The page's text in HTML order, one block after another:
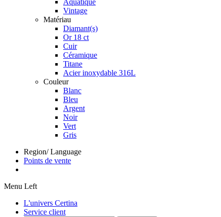
Vintage
Matériau
Diamant(s)
Or 18 ct
Cuir
Céramique
Titane
Acier inoxydable 316L
Couleur
Blanc
Bleu
Argent
Noir
Vert
Gris
Region/ Language
Points de vente
Menu Left
L'univers Certina
Service client